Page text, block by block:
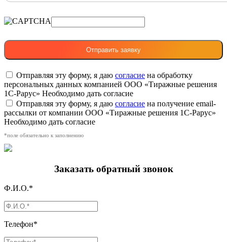
Отправляя эту форму, я даю согласие на обработку
персональных данных компанией ООО «Тиражные решения
1С-Рарус» Необходимо дать согласие
Отправляя эту форму, я даю согласие на получение email-
рассылки от компании ООО «Тиражные решения 1С-Рарус»
Необходимо дать согласие
*поле обязательно к заполнению
Заказать обратный звонок
Ф.И.О.*
Телефон*